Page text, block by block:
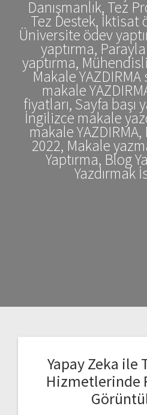
Danışmanlık, Tez
Tez Destek, İktisat
Üniversite ödev
yaptırma,
yaptırma,
Makale
makale
fiyatları, Sayfa başı
İngilizce makale
makale
2022, Makale
Yaptırma, Blog
Yazdırmak
Yapay Zeka ile
Hizmetlerinde